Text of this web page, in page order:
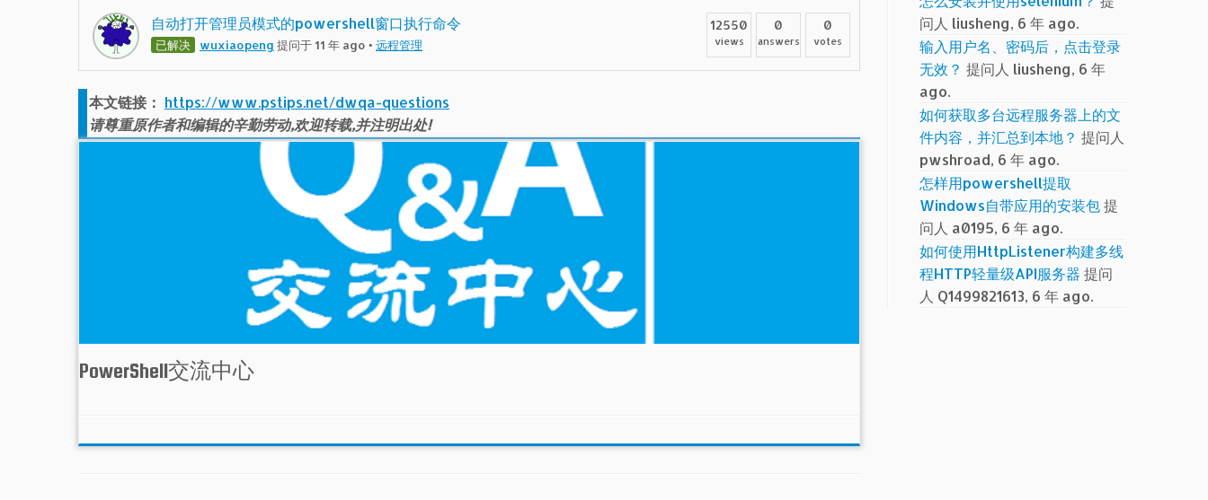
自动打开管理员模式的powershell窗口执行命令
已解决 wuxiaopeng 提问于 11 年 ago • 远程管理
12550
views
0
answers
0
votes
本文链接： https://www.pstips.net/dwqa-questions
请尊重原作者和编辑的辛勤劳动,欢迎转载,并注明出处!
PowerShell交流中心
问人 liusheng, 6 年 ago.
输入用户名、密码后，点击登录
无效？ 提问人 liusheng, 6 年
ago.
如何获取多台远程服务器上的文
件内容，并汇总到本地？ 提问人
pwshroad, 6 年 ago.
怎样用powershell提取
Windows自带应用的安装包提
问人 a0195, 6 年 ago.
如何使用HttpListener构建多线
程HTTP轻量级API服务器 提问
人 Q1499821613, 6 年 ago.